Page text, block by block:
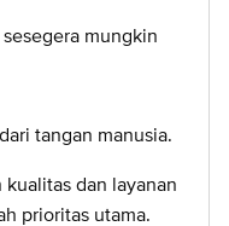
mungkin
tangan manusia.
dan layanan
prioritas utama.